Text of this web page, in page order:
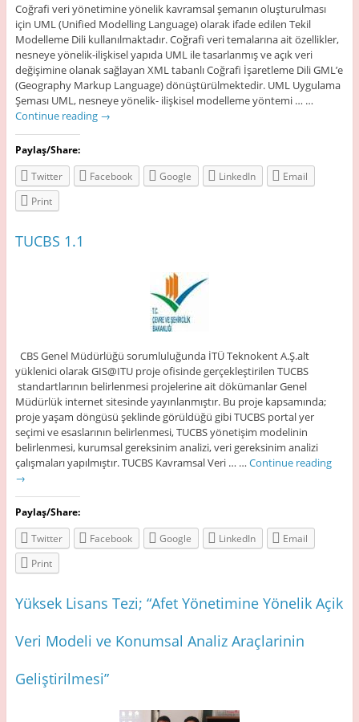
Coğrafi veri yönetimine yönelik kavramsal şemanın oluşturulması
için UML (Unified Modelling Language) olarak ifade edilen Tekil
Modelleme Dili kullanılmaktadır. Coğrafi veri temalarına ait özellikler,
nesneye yönelik-ilişkisel yapıda UML ile tasarlanmış ve açık veri
değişimine olanak sağlayan XML tabanlı Coğrafi İşaretleme Dili GML’e
(Geography Markup Language) dönüştürülmektedir. UML Uygulama
Şeması UML, nesneye yönelik- ilişkisel modelleme yöntemi … …
Continue reading →
Paylaş/Share:
Twitter
Facebook Google LinkedIn
Email
Print
TUCBS 1.1
CBS Genel Müdürlüğü sorumluluğunda İTÜ Teknokent A.Ş.alt
yüklenici olarak GIS@ITU proje ofisinde gerçekleştirilen TUCBS
standartlarının belirlenmesi projelerine ait dökümanlar Genel
Müdürlük internet sitesinde yayınlanmıştır. Bu proje kapsamında;
proje yaşam döngüsü şeklinde görüldüğü gibi TUCBS portal yer
seçimi ve esaslarının belirlenmesi, TUCBS yönetişim modelinin
belirlenmesi, kurumsal gereksinim analizi, veri gereksinim analizi
çalışmaları yapılmıştır. TUCBS Kavramsal Veri … … Continue reading
→
Paylaş/Share:
Twitter
Facebook Google LinkedIn
Email
Print
Yüksek Lisans Tezi; “Afet Yönetimine Yönelik Açik
Veri Modeli ve Konumsal Analiz Araçlarinin
Geliştirilmesi”